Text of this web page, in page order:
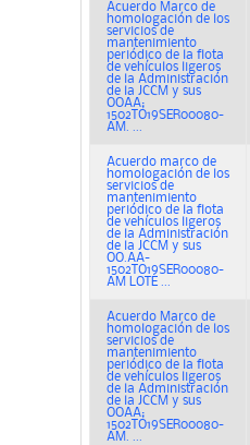
Acuerdo Marco de
homologación de los
servicios de
mantenimiento
periódico de la flota
de vehículos ligeros
de la Administración
de la JCCM y sus
OOAA;
1502TO19SER00080-
AM. ...
Acuerdo marco de
homologación de los
servicios de
mantenimiento
periódico de la flota
de vehículos ligeros
de la Administración
de la JCCM y sus
OO.AA-
1502TO19SER00080-
AM LOTE ...
Acuerdo Marco de
homologación de los
servicios de
mantenimiento
periódico de la flota
de vehículos ligeros
de la Administración
de la JCCM y sus
OOAA;
1502TO19SER00080-
AM. ...